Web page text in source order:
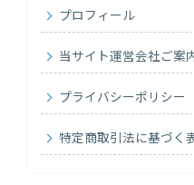
プロフィール
当サイト運営会社ご案
プライバシーポリシー
特定商取引法に基づく